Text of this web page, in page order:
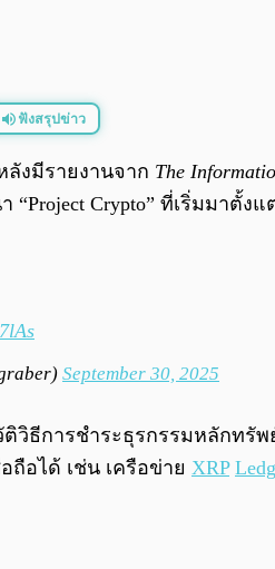
ฟังสรุปข่าว
ลังมีรายงานจาก The
Crypto” ที่เริ่มมาตั้
September 30, 2025
วิธีการชำระธุรกรรมหลักท
ถือได้ เช่น เครือข่าย XRP